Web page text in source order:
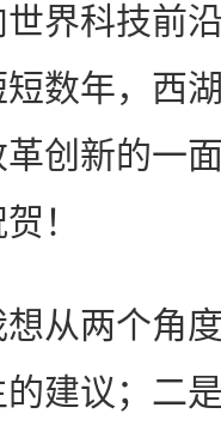
界科技前
数年，西
创新的一
！
两个角度
建议；二